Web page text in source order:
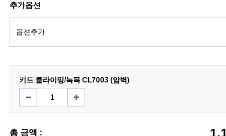
추가옵션
키드 클라이밍/늑목 CL7003 (암벽)
총 금액 :